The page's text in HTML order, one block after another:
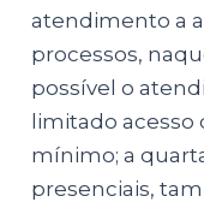
atendimento a
processos,
possível o
limitado acesso
mínimo; a
presenciais,